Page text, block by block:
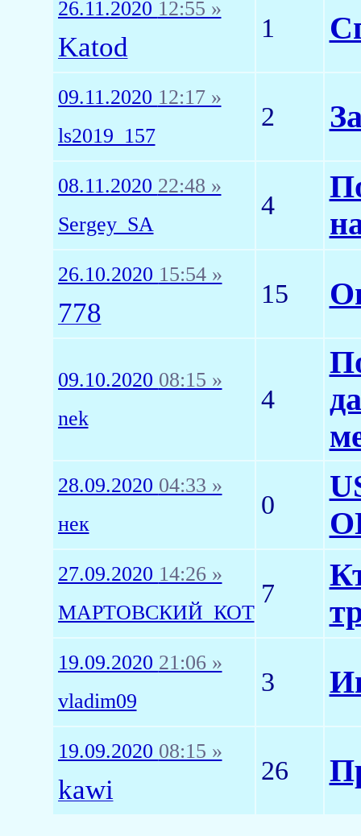
26.11.2020 12:55 »
Katod
1
09.11.2020 12:17 »
ls2019_157
2
08.11.2020 22:48 »
Sergey_SA
4
26.10.2020 15:54 »
778
15
09.10.2020 08:15 »
nek
4
28.09.2020 04:33 »
нек
0
27.09.2020 14:26 »
МАРТОВСКИЙ_КОТ
7
19.09.2020 21:06 »
vladim09
3
19.09.2020 08:15 »
kawi
26